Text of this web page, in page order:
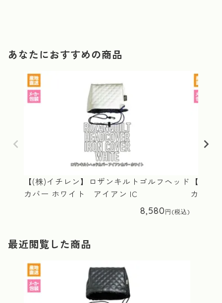
あなたにおすすめの商品
【(株)イチレン】ロザンキルトゴルフヘッド
カバー ホワイト アイアン IC
8,580
【(株)
カバー
最近閲覧した商品